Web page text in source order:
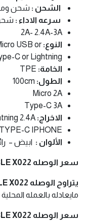
الشحن : شحن
سرعه الاداء :
2A- 2.4A-3A
النوع:
C or Lightning
الخامة:
الطول:
Micro 2A
Type-C 3A
الاخراج: 2.4A
TYPE-C IPHONE
الألوان : ابيض –
سعر الوصله CORN CABLE X022 فى مصر
يتراوح الوصله CORN CABLE X022
مايعادله بالعمله المحلية
سعر الوصله CORN CABLE X022